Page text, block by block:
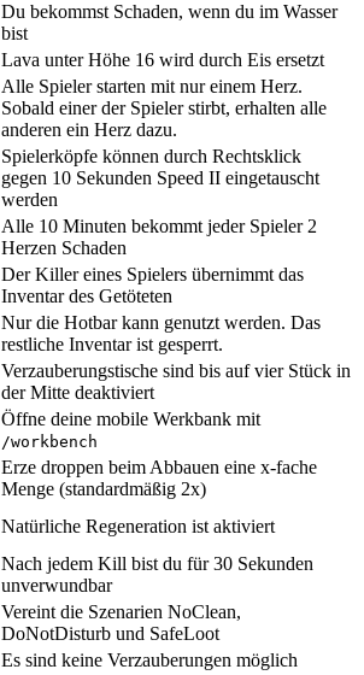
Du bekommst Schaden, wenn du im Wasser
bist
Lava unter Höhe 16 wird durch Eis ersetzt
Alle Spieler starten mit nur einem Herz.
Sobald einer der Spieler stirbt, erhalten alle
anderen ein Herz dazu.
Spielerköpfe können durch Rechtsklick
gegen 10 Sekunden Speed II eingetauscht
werden
Alle 10 Minuten bekommt jeder Spieler 2
Herzen Schaden
Der Killer eines Spielers übernimmt das
Inventar des Getöteten
Nur die Hotbar kann genutzt werden. Das
restliche Inventar ist gesperrt.
Verzauberungstische sind bis auf vier Stück in
der Mitte deaktiviert
Öffne deine mobile Werkbank mit
/workbench
Erze droppen beim Abbauen eine x-fache
Menge (standardmäßig 2x)
Natürliche Regeneration ist aktiviert
Nach jedem Kill bist du für 30 Sekunden
unverwundbar
Vereint die Szenarien NoClean,
DoNotDisturb und SafeLoot
Es sind keine Verzauberungen möglich